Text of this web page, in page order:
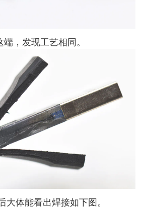
，发现工艺相同。
体能看出焊接如下图。